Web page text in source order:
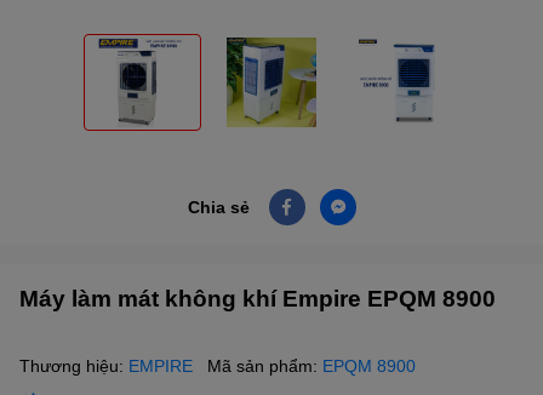
Chia sẻ
Máy làm mát không khí Empire EPQM 8900
Thương hiệu: EMPIRE Mã sản phẩm: EPQM 8900